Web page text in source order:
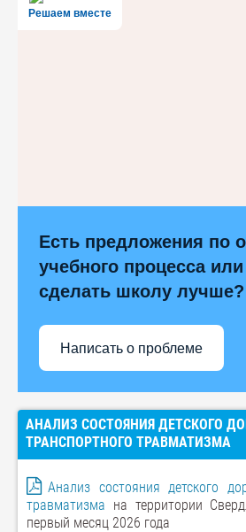
Решаем вместе
Есть предложения по
учебного процесса или
сделать школу лучше?
Написать о проблеме
АНАЛИЗ СОСТОЯНИЯ ДЕТСКОГО
ТРАНСПОРТНОГО ТРАВМАТИЗМА
Анализ состояния детского
травматизма на территории
первый месяц 2026 года